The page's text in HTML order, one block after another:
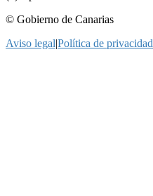
© Gobierno de Canarias
Aviso legal|Política de privacidad